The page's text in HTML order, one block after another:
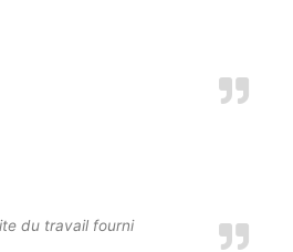
du travail fourni